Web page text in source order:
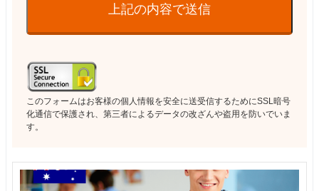
上記の内容で送信
このフォームはお客様の個人情報を安全に送受信するためにSSL暗号
化通信で保護され、第三者によるデータの改ざんや盗用を防いでいま
す。